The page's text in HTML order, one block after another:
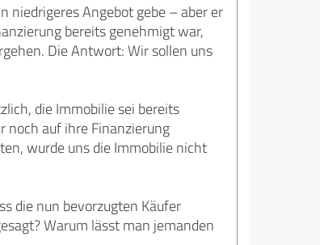
niedrigeres Angebot gebe – aber er
bereits genehmigt war,
Die Antwort: Wir sollen uns
die Immobilie sei bereits
noch auf ihre Finanzierung
wurde uns die Immobilie nicht
die nun bevorzugten Käufer
Warum lässt man jemanden